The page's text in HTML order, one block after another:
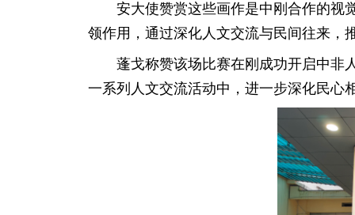
安大使赞赏这些画作是中刚合作的视
领作用，通过深化人文交流与民间往来，
蓬戈称赞该场比赛在刚成功开启中非
一系列人文交流活动中，进一步深化民心